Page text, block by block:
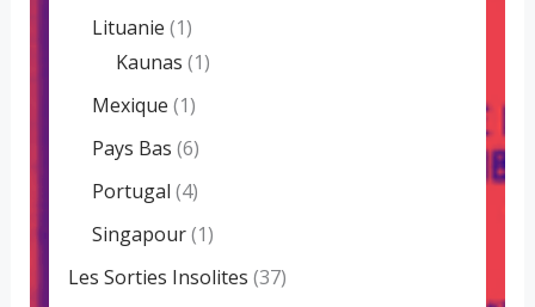
Lituanie (1)
Kaunas (1)
Mexique (1)
Pays Bas (6)
Portugal (4)
Singapour(1)
Les Sorties Insolites (37)